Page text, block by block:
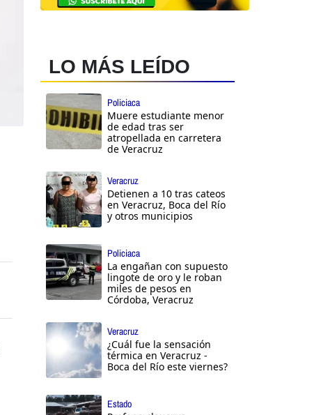
LO MÁS LEÍDO
Policiaca
Muere estudiante menor
de edad tras ser
atropellada en carretera
de Veracruz
Veracruz
Detienen a 10 tras cateos
en Veracruz, Boca del Río
y otros municipios
Policiaca
La engañan con supuesto
lingote de oro y le roban
miles de pesos en
Córdoba, Veracruz
Veracruz
¿Cuál fue la sensación
térmica en Veracruz -
Boca del Río este viernes?
Estado